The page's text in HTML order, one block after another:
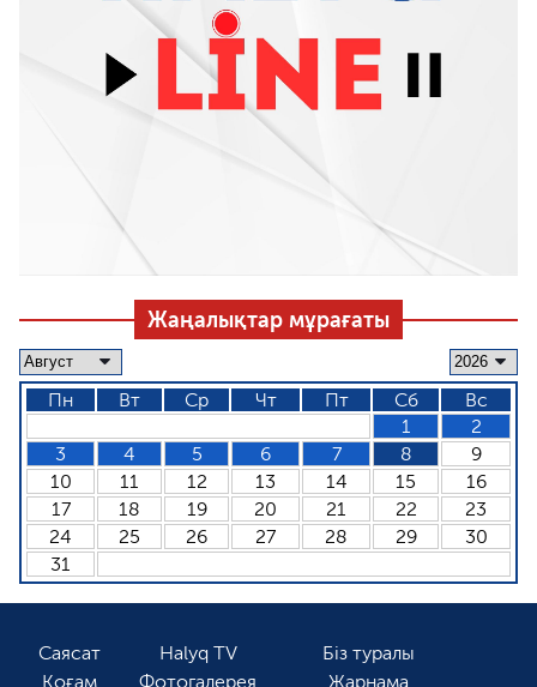
Жаңалықтар мұрағаты
Пн Вт Ср Чт Пт Сб
Вс
1
2
3
4 5 6 7 8
9
10
11 12 13 14 15
16
17
18 19 20 21 22
23
24
25 26 27 28 29
30
31
Саясат
Қоғам
Halyq TV
Фотогалерея
Біз туралы
Жарнама